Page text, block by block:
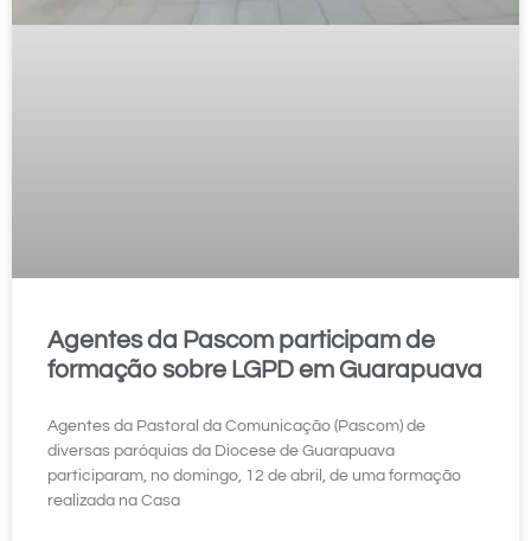
Agentes da Pascom participam de
formação sobre LGPD em Guarapuava
Agentes da Pastoral da Comunicação (Pascom) de
diversas paróquias da Diocese de Guarapuava
participaram, no domingo, 12 de abril, de uma formação
realizada na Casa